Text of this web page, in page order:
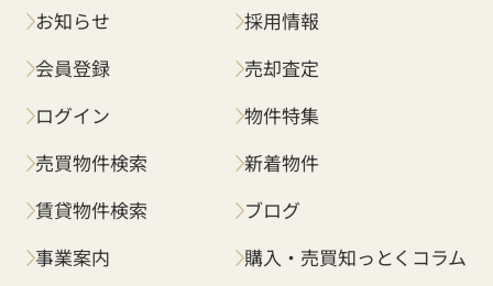
お知らせ
会員登録
ログイン
売買物件検索
賃貸物件検索
事業案内
採用情報
売却査定
物件特集
新着物件
ブログ
購入・売買知っとくコラム